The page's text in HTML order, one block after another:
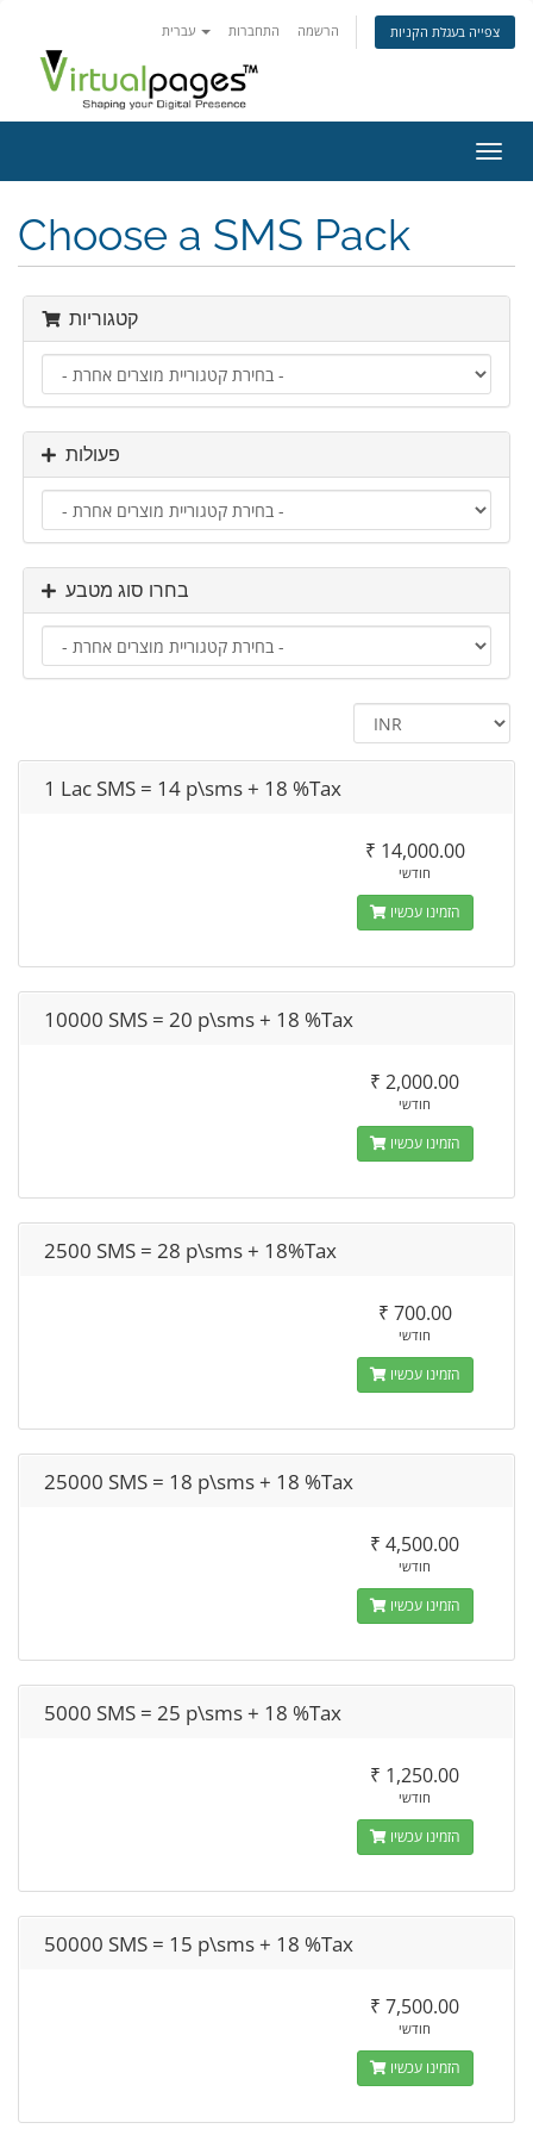
התחברות הרשמה צפייה בעגלת הקניות
ניווט
Choose a SMS Pack
קטגוריות
פעולות
בחרו סוג מטבע
1 Lac SMS = 14 p\sms + 18 %Tax
₹ 14,000.00
חודשי
הזמינו עכשיו
10000 SMS = 20 p\sms + 18 %Tax
₹ 2,000.00
חודשי
הזמינו עכשיו
2500 SMS = 28 p\sms + 18%Tax
₹ 700.00
חודשי
הזמינו עכשיו
25000 SMS = 18 p\sms + 18 %Tax
₹ 4,500.00
חודשי
הזמינו עכשיו
5000 SMS = 25 p\sms + 18 %Tax
₹ 1,250.00
חודשי
הזמינו עכשיו
50000 SMS = 15 p\sms + 18 %Tax
₹ 7,500.00
חודשי
הזמינו עכשיו